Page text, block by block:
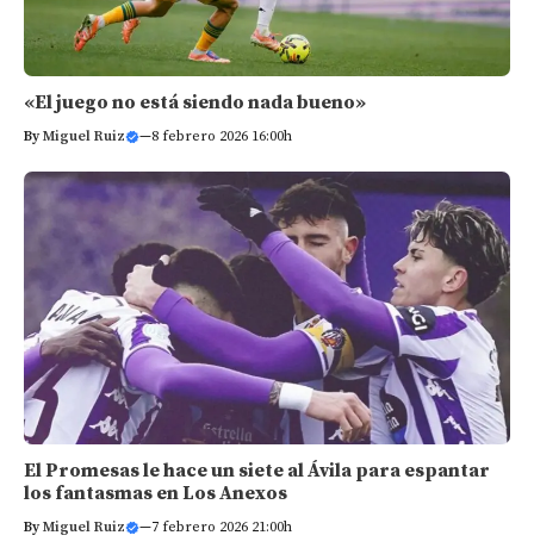
«El juego no está siendo nada bueno»
ByMiguel Ruiz —8 febrero 2026 16:00h
El Promesas le hace un siete al Ávila para espantar
los fantasmas en Los Anexos
ByMiguel Ruiz —7 febrero 2026 21:00h